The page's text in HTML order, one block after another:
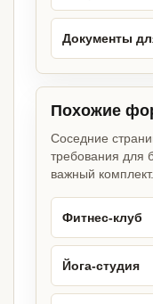
Документы
Похожие
Соседние
требования для
важный комплект.
Фитнес-клуб
Йога-студия